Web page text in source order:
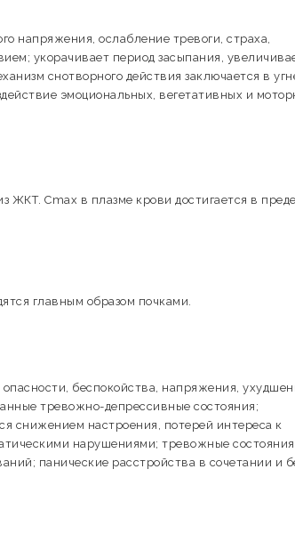
напряжения, ослабление тревоги, страха,
укорачивает период засыпания,
снотворного действия заключается в
эмоциональных, вегетативных и
ЖКТ. Cmax в плазме крови достигается в
главным образом почками.
беспокойства, напряжения,
тревожно-депрессивные состояния;
снижением настроения, потерей интереса к
нарушениями; тревожные
панические расстройства в сочетании и